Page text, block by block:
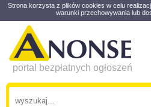
Strona korzysta z plików cookies w celu
warunki przechowywania lub
portal bezpłatnych ogłoszeń